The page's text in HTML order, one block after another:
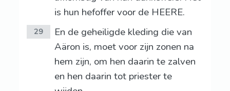
is hun hefoffer voor de HEERE.
29
En de geheiligde kleding die van
Aäron is, moet voor zijn zonen na
hem zijn, om hen daarin te zalven
en hen daarin tot priester te